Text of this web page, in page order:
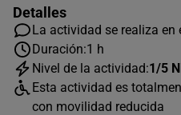
AGOSTO 2026
L
M X J
Detalles
La actividad se realiza en
Duración:1 h
Nivel de la actividad:1/5
Esta actividad es
con movilidad reducida